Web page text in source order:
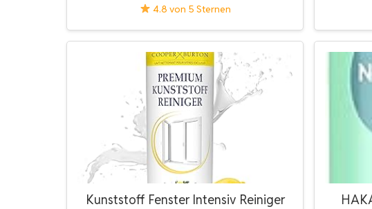
4.8 von 5 Sternen
Kunststoff Fenster Intensiv Reiniger